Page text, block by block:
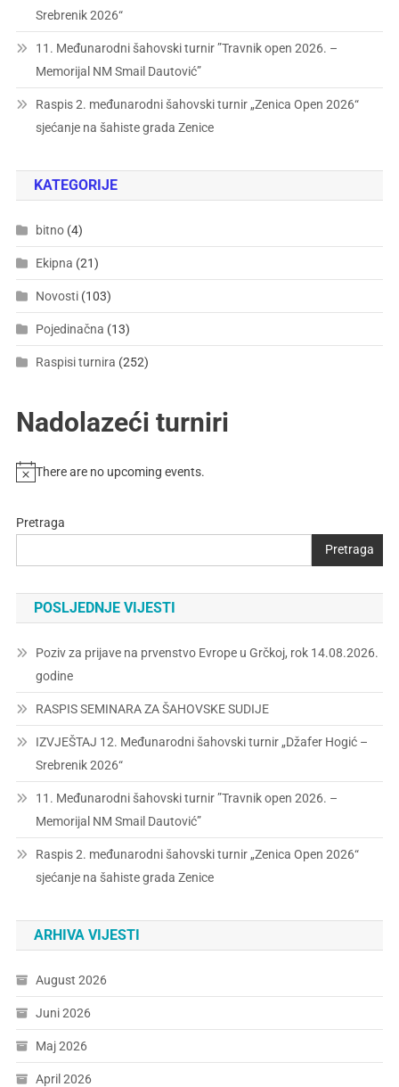
Srebrenik 2026“
11. Međunarodni šahovski turnir ”Travnik open 2026. –
Memorijal NM Smail Dautović”
Raspis 2. međunarodni šahovski turnir „Zenica Open 2026“
sjećanje na šahiste grada Zenice
KATEGORIJE
bitno(4)
Ekipna (21)
Novosti(103)
Pojedinačna (13)
Raspisi turnira (252)
Nadolazeći turniri
There are no upcoming events.
Pretraga
Pretraga
POSLJEDNJE VIJESTI
Poziv za prijave na prvenstvo Evrope u Grčkoj, rok 14.08.2026.
godine
RASPIS SEMINARA ZA ŠAHOVSKE SUDIJE
IZVJEŠTAJ 12. Međunarodni šahovski turnir „Džafer Hogić –
Srebrenik 2026“
11. Međunarodni šahovski turnir ”Travnik open 2026. –
Memorijal NM Smail Dautović”
Raspis 2. međunarodni šahovski turnir „Zenica Open 2026“
sjećanje na šahiste grada Zenice
ARHIVA VIJESTI
August 2026
Juni 2026
Maj 2026
April 2026